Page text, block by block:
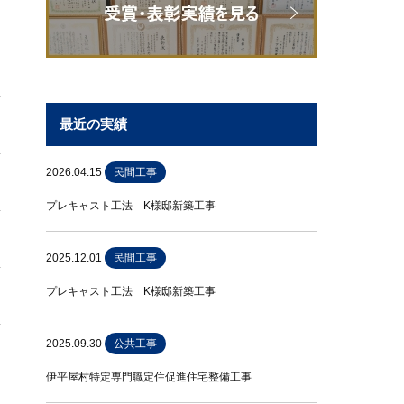
最近の実績
2026.04.15 民間工事
プレキャスト工法 K様邸新築工事
2025.12.01 民間工事
プレキャスト工法 K様邸新築工事
2025.09.30 公共工事
伊平屋村特定専門職定住促進住宅整備工事